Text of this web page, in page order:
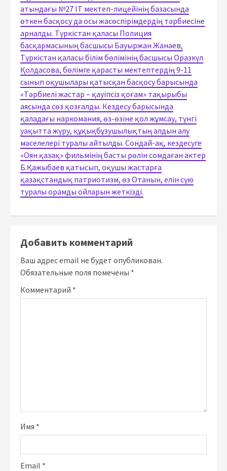
атындағы №27 ІТ мектеп-лицейінің базасында
өткен басқосу да осы жасөспірімдердің тәрбиесіне
арналды. Түркістан қаласы Полиция
басқармасының басшысы Бауыржан Жанаев,
Түркістан қаласы білім бөлімінің басшысы Оразкүл
Қолдасова, бөлімге қарасты мектептердің 9-11
сынып оқушылары қатысқан басқосу барысында
«Тәрбиелі жастар – қауіпсіз қоғам» тақырыбы
аясында сөз қозғалды. Кездесу барысында
қаладағы наркомания, өз-өзіне қол жұмсау, түнгі
уақытта жүру, құқықбұзушылықтың алдын алу
мәселелері туралы айтылды. Сондай-ақ, кездесуге
«Оян қазақ» фильмінің басты рөлін сомдаған актер
Б.Қажыбаев қатысып, оқушы жастарға
қазақстандық патриотизм, өз Отанын, елін сүю
туралы орамды ойларын жеткізді.
Добавить комментарий
Ваш адрес email не будет опубликован.
Обязательные поля помечены *
Комментарий *
Имя *
Email *